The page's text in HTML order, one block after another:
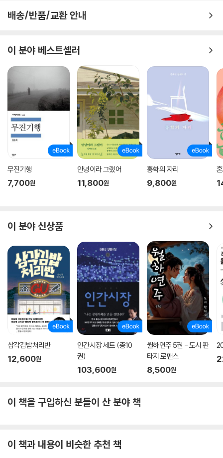
를 나누는 것뿐이었으리라. 실제로 종소가 그와 대면했을 때 어태조씨는
이렇듯 『반대편 사람 주의』의 인물들은 대체로 외롭고, 자신이 왜 외롭게
니라 누군가와 이야기하는 것일지 모른다. “조용하고 단순한 이야기들. 중
요하지 않지만 하고 나면 충일해지는 이야기들.”(「일러두기」) 그런 이야기
를 나눌 때에만 발생하는 어떤 관계가 있음을 조경란 소설은 주목하고 있
기 때문이다. 바로 “자신이 감당하고 있는 죽음충동을 통해 상대방의 죽음
충동에 공명”하고, 그의 존재를 염려하며 그에게 붙들리는 “특별한 관
계”(해설)다. 인물들은 죽음의 무게를 과장하거나 축소하지도 않고, 섣부
른 위로를 건네지도 않은 채 서로에게 말하고 싶은 것이다. 누군가 읽어주
었으면 싶은 자신의 ‘일러두기’를. 자신이 미완성인 채로도 죽지 않고 살아
있음을.
은 위로와 응원, 칭찬을 보내야 할지도 모르겠다. 30년을 한결같이 버텨내
오늘에 이르렀다는 것에. 가늠할 수 없는 무수한 고비와 시련에 지지 않고
이런 세계를 성취해냈다는 데에.
작가의 말
누구나 어떤 것에 관해 불가해한 두려움을 조금씩은 갖고 있지 않을까. 이
소설집을 쓰는 내내 그런 생각을 했고 인물들의 그 지점을 더 들여다보고
싶었다. 단편 한 편으로서는 완결되었는데도 그 인물의 이야기를 다른 시
각으로 계속 써보고 싶다는 마음이 들긴 이번이 처음이었다. 그래서 처음
부터 계획하지는 않았던 연작소설집이 되었다. (……) 무언가를 나누며 같
은 시대를 살아가는 사람들의 이야기를 한 편 한 편 몰두해서 쓰려고 했다.
허투루 보내는 인물 없이, 가능한 한 진실된 글이 될 수 있도록.
2026년 봄
조경란
배송/반품/교환 안내
이 분야 베스트셀러
무진기행
7,700원
안녕이라 그랬어
11,800원
홍학의 자리
9,800원
이 분야 신상품
삼각김밥처리반
12,600원
인간시장 세트 (총10
권)
103,600원
월하연주 5권 - 도시 판
타지 로맨스
8,500원
이 책을 구입하신 분들이 산 분야 책
이 책과 내용이 비슷한 추천 책